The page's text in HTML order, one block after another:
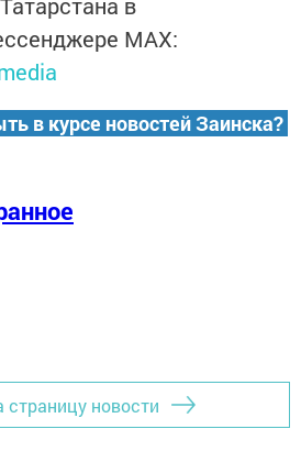
MАХ:
в курсе новостей Заинска?
страницу новости